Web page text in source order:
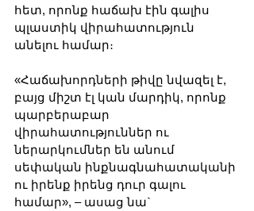
հետ, որոնք հաճախ էին գալիս
պլաստիկ վիրահատություն
անելու համար։
«Հաճախորդների թիվը նվազել է,
բայց միշտ էլ կան մարդիկ, որոնք
պարբերաբար
վիրահատություններ ու
ներարկումներ են անում
սեփական ինքնագնահատականի
ու իրենք իրենց դուր գալու
համար», – ասաց նա`